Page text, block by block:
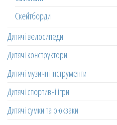
Скейтборди
Дитячі велосипеди
Дитячі конструктори
Дитячі музичні інструменти
Дитячі спортивні ігри
Дитячі сумки та рюкзаки